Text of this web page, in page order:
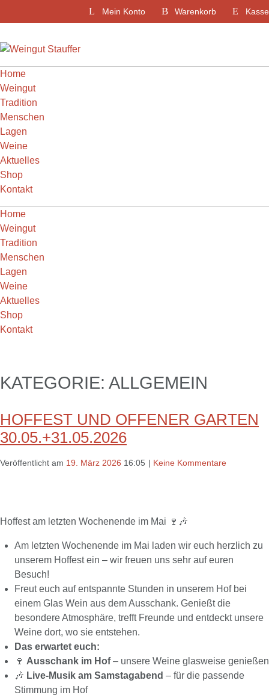
zum
Mein Konto Warenkorb Kasse
Home
Weingut
Tradition
Menschen
Lagen
Weine
Aktuelles
Shop
Kontakt
Home
Weingut
Tradition
Menschen
Lagen
Weine
Aktuelles
Shop
Kontakt
KATEGORIE: ALLGEMEIN
HOFFEST UND OFFENER GARTEN
30.05.+31.05.2026
Veröffentlicht am 19. März 2026 16:05 | Keine Kommentare
Hoffest am letzten Wochenende im Mai 🍷🎶
Am letzten Wochenende im Mai laden wir euch herzlich zu
unserem Hoffest ein – wir freuen uns sehr auf euren
Besuch!
Freut euch auf entspannte Stunden in unserem Hof bei
einem Glas Wein aus dem Ausschank. Genießt die
besondere Atmosphäre, trefft Freunde und entdeckt unsere
Weine dort, wo sie entstehen.
Das erwartet euch:
🍷 Ausschank im Hof– unsere Weine glasweise genießen
🎶 Live-Musik am Samstagabend – für die passende
Stimmung im Hof